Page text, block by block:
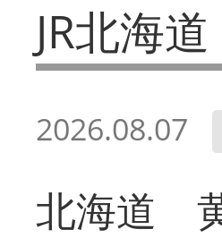
JR北海道
2026.08.07
北海道